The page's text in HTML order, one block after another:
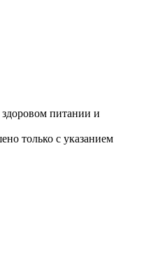
питании и
только с указанием